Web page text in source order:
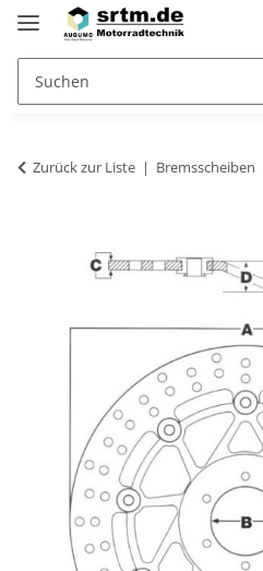
Zurück zur Liste Bremsscheiben